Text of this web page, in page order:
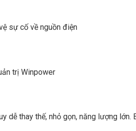
sự cố về nguồn điện
trị Winpower
thay thế, nhỏ gọn, năng lượng lớn.